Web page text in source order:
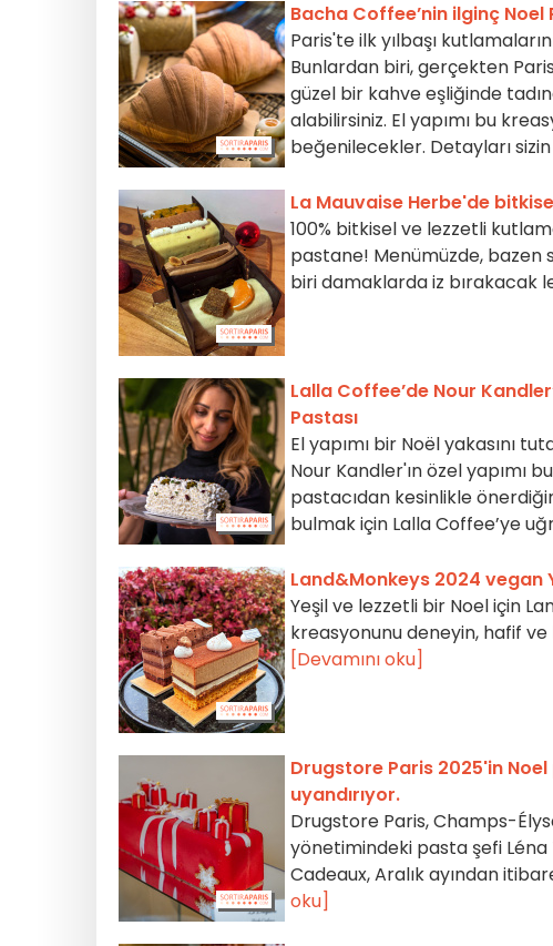
Bacha Coffee’nin ilginç Noel
Paris'te ilk yılbaşı
Bunlardan biri, gerçekten
güzel bir kahve eşliğinde
alabilirsiniz. El yapımı bu
beğenilecekler. Detayları sizin
La Mauvaise Herbe'de
100% bitkisel ve lezzetli
pastane! Menümüzde, bazen
biri damaklarda iz bırakacak
Lalla Coffee’de Nour
Pastası
El yapımı bir Noël yakasını
Nour Kandler'ın özel yapımı
pastacıdan kesinlikle
bulmak için Lalla Coffee’ye
Land&Monkeys 2024 vegan
Yeşil ve lezzetli bir Noel için
kreasyonunu deneyin, hafif ve
[Devamını oku]
Drugstore Paris 2025'in Noel
uyandırıyor.
Drugstore Paris, Champs-
yönetimindeki pasta şefi Léna
Cadeaux, Aralık ayından
oku]